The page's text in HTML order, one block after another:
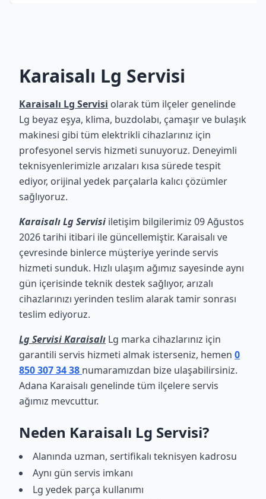
Karaisalı Lg Servisi
Karaisalı Lg Servisi olarak tüm ilçeler genelinde
Lg beyaz eşya, klima, buzdolabı, çamaşır ve bulaşık
makinesi gibi tüm elektrikli cihazlarınız için
profesyonel servis hizmeti sunuyoruz. Deneyimli
teknisyenlerimizle arızaları kısa sürede tespit
ediyor, orijinal yedek parçalarla kalıcı çözümler
sağlıyoruz.
Karaisalı Lg Servisi iletişim bilgilerimiz 09 Ağustos
2026 tarihi itibari ile güncellemiştir. Karaisalı ve
çevresinde binlerce müşteriye yerinde servis
hizmeti sunduk. Hızlı ulaşım ağımız sayesinde aynı
gün içerisinde teknik destek sağlıyor, arızalı
cihazlarınızı yerinden teslim alarak tamir sonrası
teslim ediyoruz.
Lg Servisi Karaisalı Lg marka cihazlarınız için
garantili servis hizmeti almak isterseniz, hemen 0
850 307 34 38 numaramızdan bize ulaşabilirsiniz.
Adana Karaisalı genelinde tüm ilçelere servis
ağımız mevcuttur.
Neden Karaisalı Lg Servisi?
Alanında uzman, sertifikalı teknisyen kadrosu
Aynı gün servis imkanı
Lg yedek parça kullanımı